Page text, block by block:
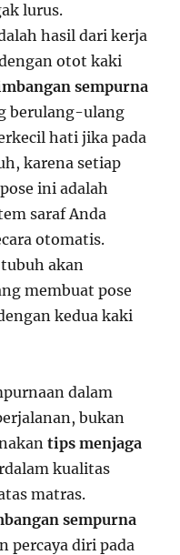
lurus.
hasil dari kerja
otot kaki
sempurna
berulang-ulang
hati jika pada
karena setiap
pose ini adalah
saraf Anda
otomatis.
akan
membuat pose
kedua kaki
dalam
bukan
tips menjaga
kualitas
matras.
sempurna
percaya diri pada